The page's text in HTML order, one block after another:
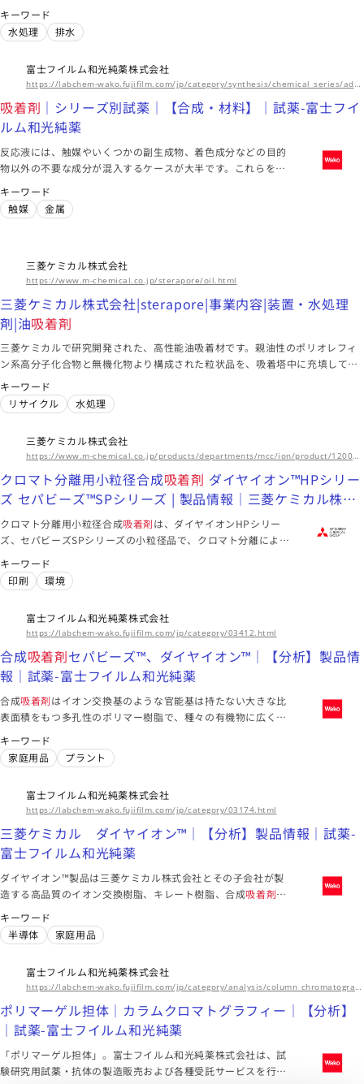
電子材料
海外拠点
このメーカーに絞り込む（2）
東京都
大陽日酸株式会社
装置の開発」を採択 NEDO「脱炭素社会実現に向けた省エネル
ギー技術の研究開発・社会実装促進プログラム」 | News | 日
過酸化水素供給ソース「BRUTE Ⓡ Peroxide」を日本で販売開
始 低水分濃度の過酸化水素の供給が可能に | News | 日本酸素
このメーカーに絞り込む（2）
大阪府
積水化学工業株式会社
ポータブルトイレ用消臭用品 | キーワード検索 | 積水化学工業
株式会社
海外拠点
このメーカーに絞り込む（2）
油排水を通過し「油」を吸着除去します。
キーワード
水処理
排水
富士フイルム和光純薬株式会社
https://labchem-wako.fujifilm.com/jp/category/synthesis/chemical_series/adsorbent/index.html
吸着剤 ｜シリーズ別試薬｜【合成・材料】｜試薬-富士フイ
ルム和光純薬
反応液には、触媒やいくつかの副生成物、着色成分などの目的
物以外の不要な成分が混入するケースが大半です。これらを簡
ライト、活性白土、合成ゼオライト、各種の吸着剤、モレキュ
ラーシーブスなどの無機物や活性炭についてご紹介していま
キーワード
触媒
金属
三菱ケミカル株式会社
https://www.m-chemical.co.jp/sterapore/oil.html
三菱ケミカル株式会社|sterapore|事業内容|装置・水処理
剤|油吸着剤
三菱ケミカルで研究開発された、高性能油吸着材です。親油性のポリオレフィ
ン系高分子化合物と無機化物より構成された粒状品を、吸着塔中に充填して含
油排水を通過し「油」を吸着除去します。
キーワード
リサイクル
水処理
三菱ケミカル株式会社
https://www.m-chemical.co.jp/products/departments/mcc/ion/product/1200477_7274.html
クロマト分離用小粒径合成吸着剤 ダイヤイオン™HPシリー
ズ セパビーズ™SPシリーズ | 製品情報｜三菱ケミカル株式
会社
クロマト分離用小粒径合成吸着剤は、ダイヤイオンHPシリー
ズ、セパビーズSPシリーズの小粒径品で、クロマト分離による
キーワード
印刷
環境
富士フイルム和光純薬株式会社
https://labchem-wako.fujifilm.com/jp/category/03412.html
合成吸着剤セパビーズ™、ダイヤイオン™｜【分析】製品情
報｜試薬-富士フイルム和光純薬
合成吸着剤はイオン交換基のような官能基は持たない大きな比
表面積をもつ多孔性のポリマー樹脂で、種々の有機物に広く利
キーワード
家庭用品
プラント
富士フイルム和光純薬株式会社
https://labchem-wako.fujifilm.com/jp/category/03174.html
三菱ケミカル ダイヤイオン™｜【分析】製品情報｜試薬-
富士フイルム和光純薬
ダイヤイオン™製品は三菱ケミカル株式会社とその子会社が製
造する高品質のイオン交換樹脂、キレート樹脂、合成吸着剤で
媒、抗生物質やアミノ酸の精製等広い分野で使用されていま
す。
キーワード
半導体
家庭用品
富士フイルム和光純薬株式会社
https://labchem-wako.fujifilm.com/jp/category/analysis/column_chromatography/polymer_silicagel_a/index.html
ポリマーゲル担体｜カラムクロマトグラフィー｜【分析】
｜試薬-富士フイルム和光純薬
「ポリマーゲル担体」。富士フイルム和光純薬株式会社は、試
験研究用試薬・抗体の製造販売および各種受託サービスを行っ